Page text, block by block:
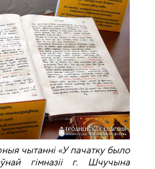
чытанні «У пачатку было
гімназіі г. Шчучына